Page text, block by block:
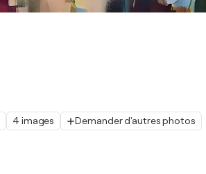
4 images Demander d'autres photos